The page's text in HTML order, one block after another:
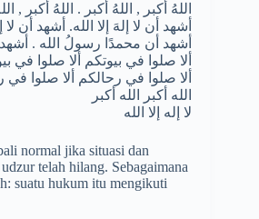
اللهُ أكبر , اللهُ أكبر . اللهُ أكبر ,
أشهد أن لا إلهَ إلا الله. أشهد أن لا
أشهد أن محمدًا رسولُ الله .
ألا صلوا في بيوتكم ألا صلوا في
ألا صلوا في رحالكم ألا صلوا في
الله أكبر الله أكبر
لا إله إلا الله
normal jika situasi dan
telah hilang. Sebagaimana
suatu hukum itu mengikuti